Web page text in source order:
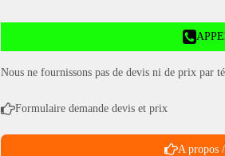
Nous ne fournissons pas de devis ni de prix par
Formulaire demande devis et prix
A propos